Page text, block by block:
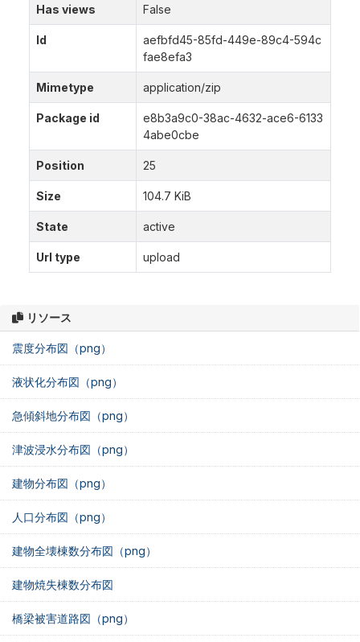
リソース
震度分布図（png）
液状化分布図（png）
急傾斜地分布図（png）
津波浸水分布図（png）
建物分布図（png）
人口分布図（png）
建物全壊棟数分布図（png）
建物焼失棟数分布図
橋梁被害道路図（png）
Has views False
Id
aefbfd45-85fd-449e-89c4-594c
fae8efa3
Mimetype application/zip
Package id
e8b3a9c0-38ac-4632-ace6-6133
4abe0cbe
Position 25
Size 104.7 KiB
State active
Url type upload